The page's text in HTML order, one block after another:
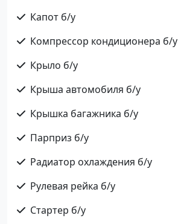
Капот б/у
Компрессор кондиционера б/у
Крыло б/у
Крыша автомобиля б/у
Крышка багажника б/у
Парприз б/у
Радиатор охлаждения б/у
Рулевая рейка б/у
Стартер б/у